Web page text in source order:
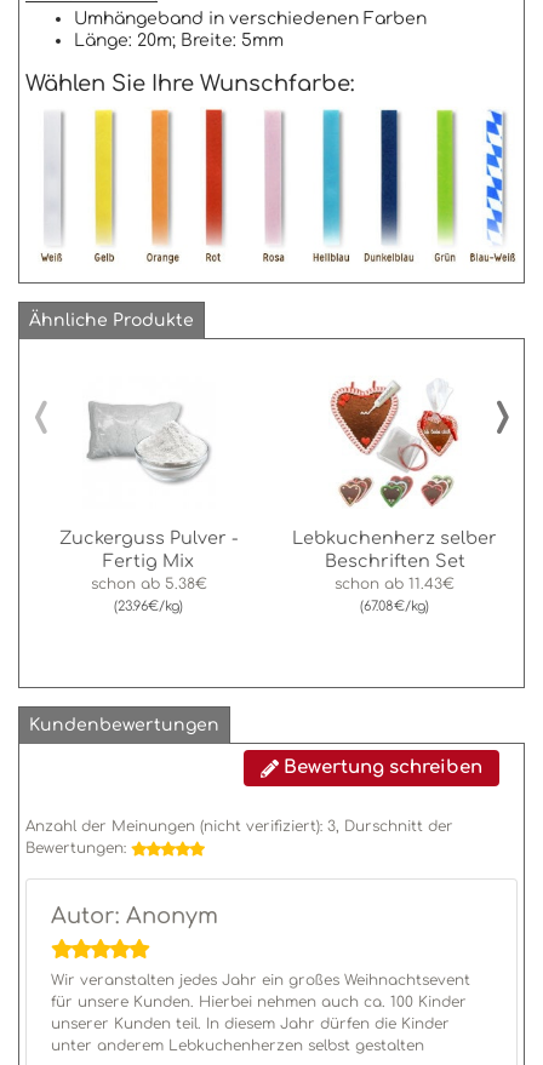
Umhängeband in verschiedenen Farben
Länge: 20m; Breite: 5mm
Wählen Sie Ihre Wunschfarbe:
Ähnliche Produkte
Zuckerguss Pulver -
Fertig Mix
schon ab 5.38€
(23.96€/kg)
Lebkuchenherz selber
Beschriften Set
schon ab 11.43€
(67.08€/kg)
‹ ›
Kundenbewertungen
Bewertung schreiben
Anzahl der Meinungen (nicht verifiziert): 3 , Durschnitt der
Bewertungen:
Autor: Anonym
Wir veranstalten jedes Jahr ein großes Weihnachtsevent
für unsere Kunden. Hierbei nehmen auch ca. 100 Kinder
unserer Kunden teil. In diesem Jahr dürfen die Kinder
unter anderem Lebkuchenherzen selbst gestalten